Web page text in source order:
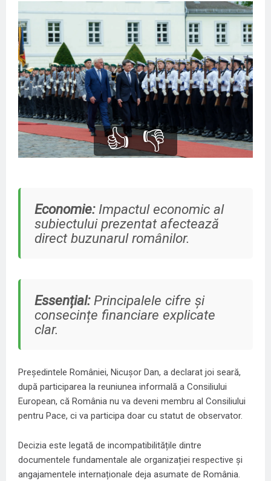
👍 👎
Economie:Impactul economic al
subiectului prezentat afectează
direct buzunarul românilor.
Essențial:Principalele cifre și
consecințe financiare explicate
clar.
Președintele României, Nicușor Dan, a declarat joi seară,
după participarea la reuniunea informală a Consiliului
European, că România nu va deveni membru al Consiliului
pentru Pace, ci va participa doar cu statut de observator.
Decizia este legată de incompatibilitățile dintre
documentele fundamentale ale organizației respective și
angajamentele internaționale deja asumate de România.